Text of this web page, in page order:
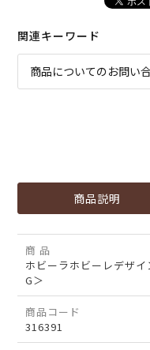
関連キーワード
商品についてのお問い
商品説明
商 品
ホビーラホビーレデザ
G＞
商品コード
316391